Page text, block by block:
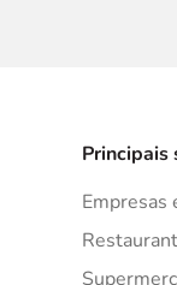
Principais
Empresas